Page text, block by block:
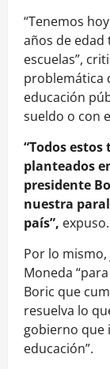
“Tenemos
años de edad
escuelas”,
problemática
educación
sueldo o con
“Todos
planteados
presidente
nuestra
país”, expuso.
Por lo
Moneda
Boric que
resuelva lo
gobierno que
educación”.